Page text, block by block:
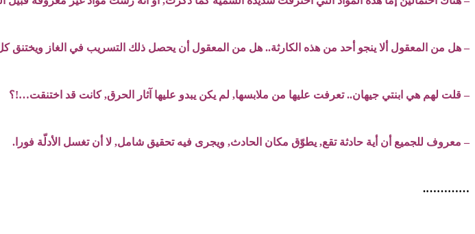
– هل من المعقول ألا ينجو أحد من هذه الكارثة.. هل من المعقول أن يحصل ذلك التسريب في الغاز ويختنق
– قلت لهم هي ابنتي جيهان.. تعرفت عليها من ملابسها, لم يكن يبدو عليها آثار الحرق, كانت قد اختنقت…!؟
– معروف للجميع أن أية حادثة تقع, يطوّق مكان الحادث, ويجرى فيه تحقيق شامل, لا أن تغسل الأدلّة فورا.
………….